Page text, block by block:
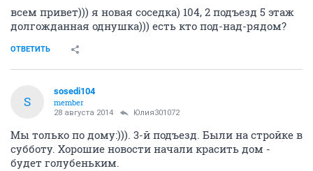
всем привет))) я новая соседка) 104, 2 подъезд 5 этаж
долгожданная однушка))) есть кто под-над-рядом?
ОТВЕТИТЬ
S
sosedi104
member
28 августа 2014 Юлия301072
Мы только по дому:))). 3-й подъезд. Были на стройке в
субботу. Хорошие новости начали красить дом -
будет голубеньким.